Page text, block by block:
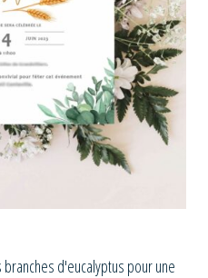
d'eucalyptus pour une